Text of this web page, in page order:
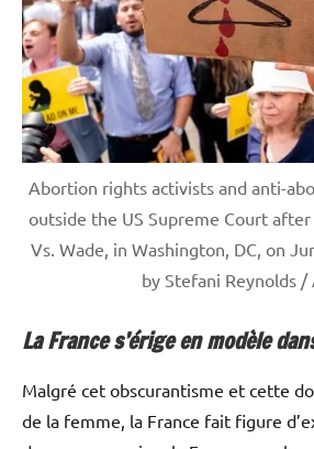
Abortion rights activists and anti-
outside the US Supreme Court
Vs. Wade, in Washington, DC, on
by Stefani Reynolds /
La France s’érige en modèle
Malgré cet obscurantisme et cette
de la femme, la France fait figure